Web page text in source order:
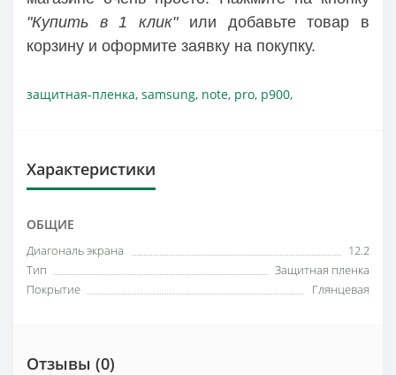
"Купить в 1 клик"или добавьте товар в
корзину и оформите заявку на покупку.
защитная-пленка, samsung, note, pro, p900,
Характеристики
ОБЩИЕ
Диагональ экрана
12.2
Тип
Защитная пленка
Покрытие
Глянцевая
Отзывы (0)